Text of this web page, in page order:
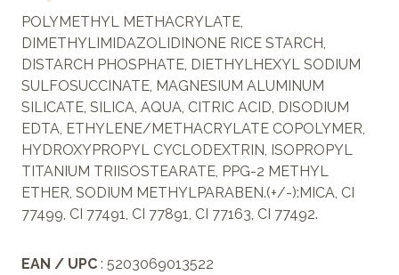
POLYMETHYL METHACRYLATE,
DIMETHYLIMIDAZOLIDINONE RICE STARCH,
DISTARCH PHOSPHATE, DIETHYLHEXYL SODIUM
SULFOSUCCINATE, MAGNESIUM ALUMINUM
SILICATE, SILICA, AQUA, CITRIC ACID, DISODIUM
EDTA, ETHYLENE/METHACRYLATE COPOLYMER,
HYDROXYPROPYL CYCLODEXTRIN, ISOPROPYL
TITANIUM TRIISOSTEARATE, PPG-2 METHYL
ETHER, SODIUM METHYLPARABEN.(+/-):MICA, CI
77499, CI 77491, CI 77891, CI 77163, CI 77492.
EAN / UPC : 5203069013522